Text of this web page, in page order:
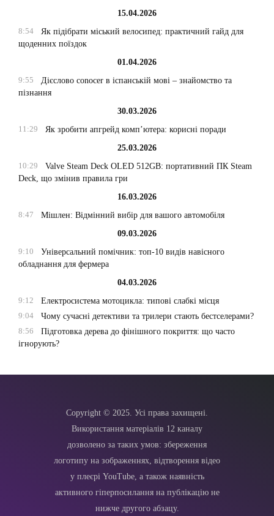
15.04.2026
8:54
Як підібрати міський велосипед: практичний гайд для
щоденних поїздок
01.04.2026
9:55
Дієслово conocer в іспанській мові – знайомство та
пізнання
30.03.2026
11:29
Як зробити апгрейд комп’ютера: корисні поради
25.03.2026
10:29
Valve Steam Deck OLED 512GB: портативний ПК Steam
Deck, що змінив правила гри
16.03.2026
8:47
Мішлен: Відмінний вибір для вашого автомобіля
09.03.2026
9:10
Універсальний помічник: топ-10 видів навісного
обладнання для фермера
04.03.2026
9:12
Електросистема мотоцикла: типові слабкі місця
9:04
Чому сучасні детективи та трилери стають бестселерами?
8:56
Підготовка дерева до фінішного покриття: що часто
ігнорують?
Copyright © 2025. Усі права захищені.
Використання матеріалів 12 каналу
дозволено за таких умов: збереження
логотипу на зображеннях, відтворення відео
у плеєрі YouTube, а також наявність
активного гіперпосилання на публікацію не
нижче другого абзацу.